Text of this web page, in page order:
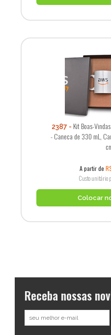
2387
Kit Boas-
- Caneca de 330 mL,
A partir de
Custo unitário
Colocar
Receba nossas